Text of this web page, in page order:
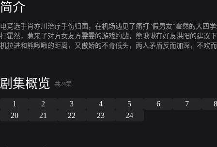
简介
电竞选手肖亦川治疗手伤归国，在机场遇见了痛打“假男友”霍然的大四
打霍然，惹来了对方女友方雯雯的游戏约战，熊啾啾在好友洪阳的建议
机拉进和熊啾啾的距离，又傲娇的不肯低头，两人矛盾反而加深，不欢
剧集概览 共24集
1 2 3 4 5 6 7
20
21 22 23 24